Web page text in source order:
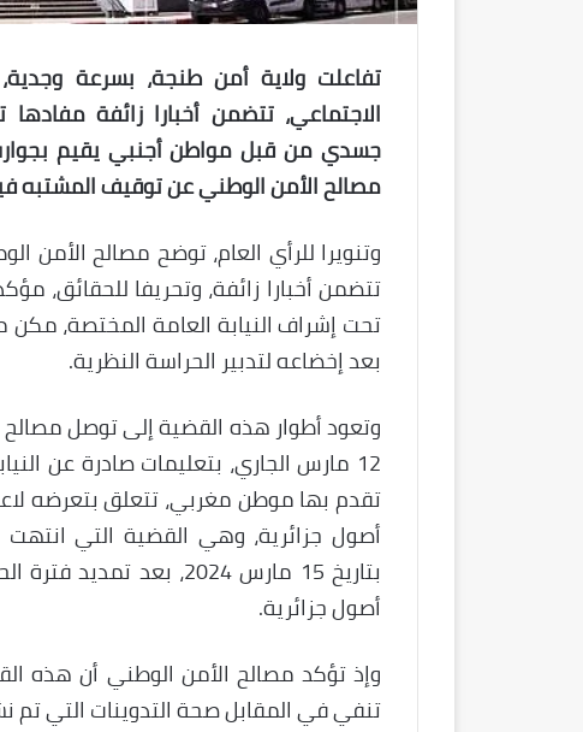
تفاعلت ولاية أمن طنجة، بسرعة
الاجتماعي، تتضمن أخبارا زائفة
جسدي من قبل مواطن أجنبي يقيم
مصالح الأمن الوطني عن توقيف المشتبه
وتنويرا للرأي العام، توضح مصالح الأمن
تتضمن أخبارا زائفة، وتحريفا للحقائق،
تحت إشراف النيابة العامة المختصة،
بعد إخضاعه لتدبير الحراسة النظرية.
وتعود أطوار هذه القضية إلى توصل مصالح
12 مارس الجاري، بتعليمات صادرة عن
تقدم بها موطن مغربي، تتعلق بتعرضه
أصول جزائرية، وهي القضية التي
بتاريخ 15 مارس 2024،
أصول جزائرية.
وإذ تؤكد مصالح الأمن الوطني أن هذه
تنفي في المقابل صحة التدوينات التي تم